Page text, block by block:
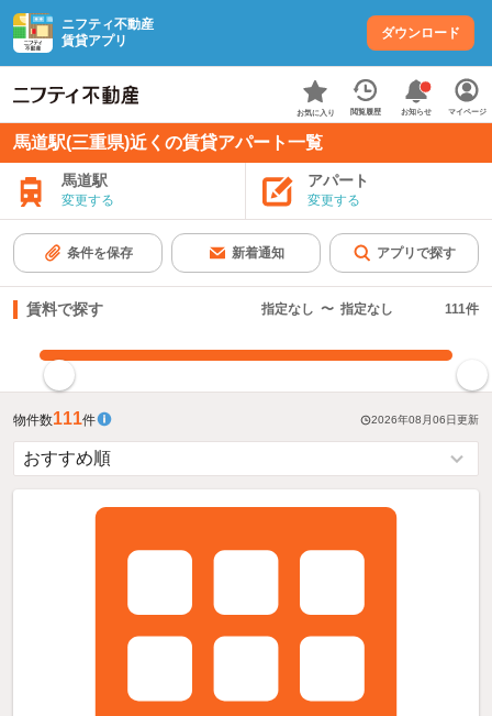
ニフティ不動産
賃貸アプリ
ダウンロード
お気に入り 閲覧履歴 お知らせ マイページ
馬道駅(三重県)近くの賃貸アパート一覧
馬道駅
変更する
アパート
変更する
条件を保存 新着通知 アプリで探す
賃料で探す 指定なし 〜 指定なし 111件
物件数111件 2026年08月06日更新